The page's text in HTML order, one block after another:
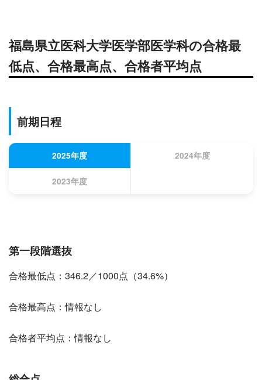
福島県立医科大学医学部医学科の合格最
低点、合格最高点、合格者平均点
前期日程
2025年度 2024年度
2023年度
第一段階選抜
合格最低点：346.2／1000点（34.6%）
合格最高点：情報なし
合格者平均点：情報なし